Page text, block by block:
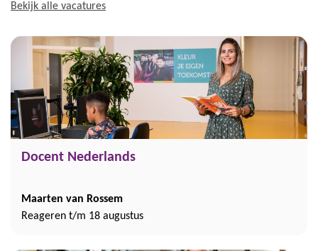
Bekijk alle vacatures
Docent Nederlands
Maarten van Rossem
Reageren t/m 18 augustus